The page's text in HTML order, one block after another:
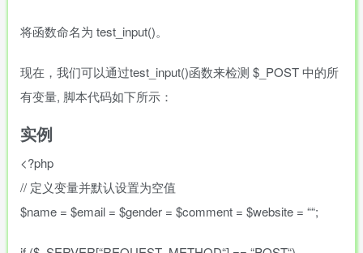
将函数命名为 test_input()。
现在，我们可以通过test_input()函数来检测 $_POST 中的所
有变量, 脚本代码如下所示：
实例
<?php
// 定义变量并默认设置为空值
$name = $email = $gender = $comment = $website = ““;